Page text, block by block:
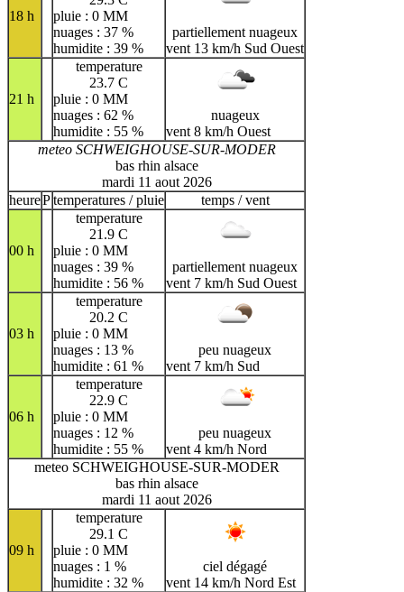
18 h
pluie : 0 MM
nuages : 37 %
humidite : 39 %
partiellement nuageux
vent 13 km/h Sud Ouest
21 h
temperature
23.7 C
pluie : 0 MM
nuages : 62 %
humidite : 55 %
nuageux
vent 8 km/h Ouest
meteo SCHWEIGHOUSE-SUR-MODER
bas rhin alsace
mardi 11 aout 2026
heurePtemperatures / pluie temps / vent
00 h
temperature
21.9 C
pluie : 0 MM
nuages : 39 %
humidite : 56 %
partiellement nuageux
vent 7 km/h Sud Ouest
03 h
temperature
20.2 C
pluie : 0 MM
nuages : 13 %
humidite : 61 %
peu nuageux
vent 7 km/h Sud
06 h
temperature
22.9 C
pluie : 0 MM
nuages : 12 %
humidite : 55 %
peu nuageux
vent 4 km/h Nord
meteo SCHWEIGHOUSE-SUR-MODER
bas rhin alsace
mardi 11 aout 2026
09 h
temperature
29.1 C
pluie : 0 MM
nuages : 1 %
humidite : 32 %
ciel dégagé
vent 14 km/h Nord Est